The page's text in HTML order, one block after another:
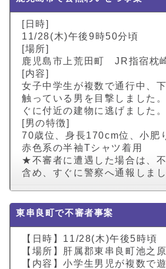
[日時]
11/28(木)午後9時50分頃
[場所]
鹿児島市上荒田町 JR指宿枕
[内容]
女子中学生が複数で通行中、
触っている男を目撃しました
ぐに付近の建物に逃げました。
[男の特徴]
70歳位、身長170cm位、小肥
赤色系の半袖Tシャツ着用
★不審者に遭遇した場合は、
含め、すぐに警察へ通報しまし
東串良町で不審者事案
【日時】11/28(木)午後5時頃
【場所】肝属郡東串良町池之
【内容】小学生男児が複数で